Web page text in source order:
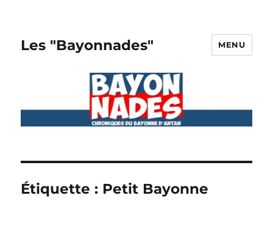
Les "Bayonnades" MENU
Étiquette : Petit Bayonne